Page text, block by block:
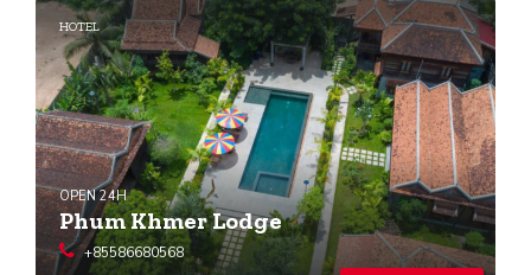
HOTEL
Phum Khmer Lodge
OPEN 24H
+85586680568